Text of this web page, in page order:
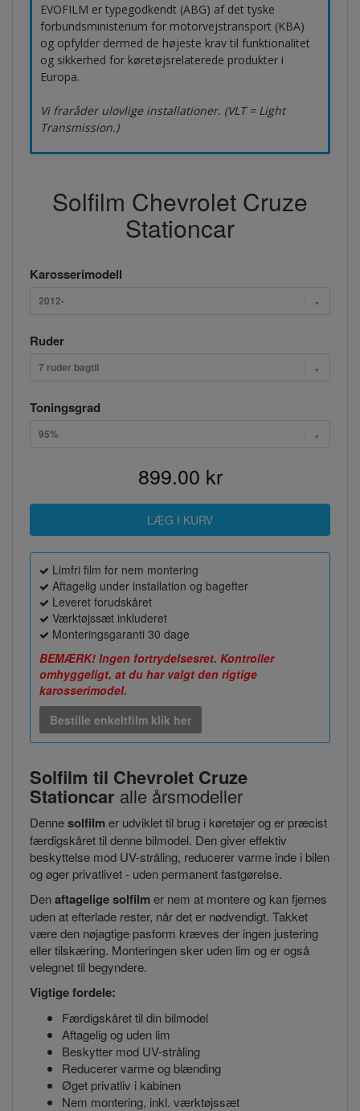
EVOFILM er typegodkendt (ABG) af det tyske
forbundsministerium for motorvejstransport (KBA)
og opfylder dermed de højeste krav til funktionalitet
og sikkerhed for køretøjsrelaterede produkter i
Europa.
Vi fraråder ulovlige installationer. (VLT = Light
Transmission.)
Solfilm Chevrolet Cruze
Stationcar
Karosserimodell
2012-
Ruder
7 ruder bagtil
Toningsgrad
95%
899.00 kr
Limfri film for nem montering
Aftagelig under installation og bagefter
Leveret forudskåret
Værktøjssæt inkluderet
Monteringsgaranti 30 dage
BEMÆRK! Ingen fortrydelsesret. Kontroller
omhyggeligt, at du har valgt den rigtige
karosserimodel.
Bestille enkeltfilm klik her
Solfilm til Chevrolet Cruze
Stationcar alle årsmodeller
Dennesolfilmer udviklet til brug i køretøjer og er præcist
færdigskåret til denne bilmodel. Den giver effektiv
beskyttelse mod UV-stråling, reducerer varme inde i bilen
og øger privatlivet - uden permanent fastgørelse.
Denaftagelige solfilmer nem at montere og kan fjernes
uden at efterlade rester, når det er nødvendigt. Takket
være den nøjagtige pasform kræves der ingen justering
eller tilskæring. Monteringen sker uden lim og er også
velegnet til begyndere.
Vigtige fordele:
Færdigskåret til din bilmodel
Aftagelig og uden lim
Beskytter mod UV-stråling
Reducerer varme og blænding
Øget privatliv i kabinen
Nem montering, inkl. værktøjssæt